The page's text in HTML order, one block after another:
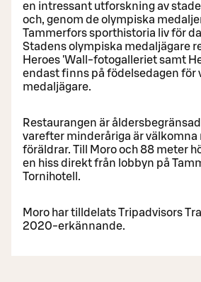
en intressant utforskning av
och, genom de olympiska
Tammerfors sporthistoria liv för
Stadens olympiska medaljägare
Heroes 'Wall-fotogalleriet samt
endast finns på födelsedagen för
medaljägare.
Restaurangen är
varefter minderåriga är välkomna
föräldrar. Till Moro och 88 meter
en hiss direkt från lobbyn på
Tornihotell.
Moro har tilldelats Tripadvisors
2020-erkännande.